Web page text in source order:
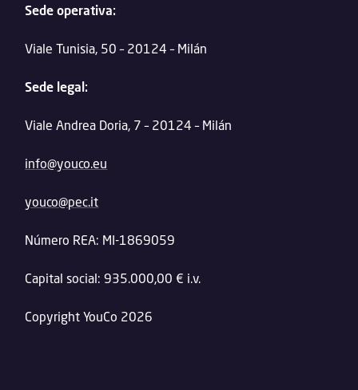
Sede operativa:
Viale Tunisia, 50 – 20124 – Milán
Sede legal:
Viale Andrea Doria, 7 – 20124 – Milán
info@youco.eu
youco@pec.it
Número REA: MI-1869059
Capital social: 935.000,00 € i.v.
Copyright YouCo 2026